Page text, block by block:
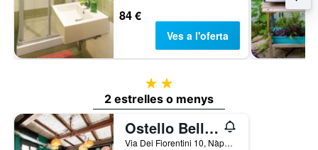
84 €
Ves a l'oferta
2 estrelles
2 estrelles o menys
Ostello Bello Napoli
Via Dei Fiorentini 10, Nàpols, Naples, Itàlia